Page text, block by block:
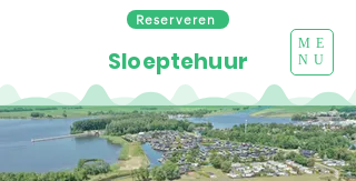
Reserveren
ME
NU
Sloeptehuur